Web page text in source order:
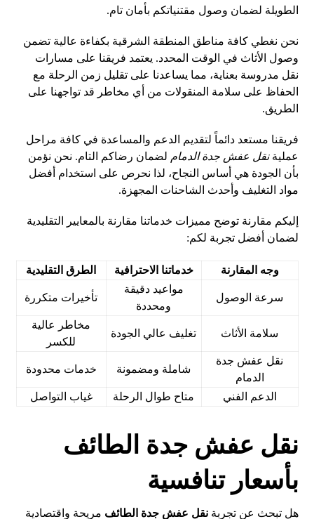
الطويلة لضمان وصول مقتنياتكم بأمان تام.
نحن نغطي كافة مناطق المنطقة الشرقية بكفاءة عالية تضمن
وصول الأثاث في الوقت المحدد. يعتمد فريقنا على مسارات
نقل مدروسة بعناية، مما يساعدنا على تقليل زمن الرحلة مع
الحفاظ على سلامة المنقولات من أي مخاطر قد تواجهنا على
الطريق.
فريقنا مستعد دائماً لتقديم الدعم والمساعدة في كافة مراحل
عمليةنقل عفش جدة الدمام لضمان رضاكم التام. نحن نؤمن
بأن الجودة هي أساس النجاح، لذا نحرص على استخدام أفضل
مواد التغليف وأحدث الشاحنات المجهزة.
إليكم مقارنة توضح مميزات خدماتنا مقارنة بالمعايير التقليدية
لضمان أفضل تجربة لكم:
وجه المقارنة خدماتنا الاحترافية الطرق التقليدية
سرعة الوصول
مواعيد دقيقة
ومحددة
تأخيرات متكررة
سلامة الأثاث تغليف عالي الجودة
مخاطر عالية
للكسر
نقل عفش جدة
الدمام
شاملة ومضمونة خدمات محدودة
الدعم الفني متاح طوال الرحلة غياب التواصل
نقل عفش جدة الطائف
بأسعار تنافسية
هل تبحث عن تجربةنقل عفش جدة الطائف مريحة واقتصادية